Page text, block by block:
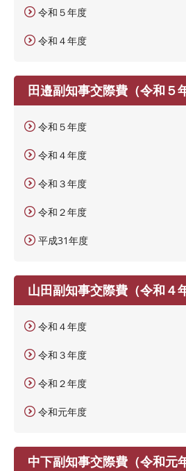
令和５年度
令和４年度
田邉副知事交際費（令和５
令和５年度
令和４年度
令和３年度
令和２年度
平成31年度
山田副知事交際費（令和４
令和４年度
令和３年度
令和２年度
令和元年度
中下副知事交際費（令和元